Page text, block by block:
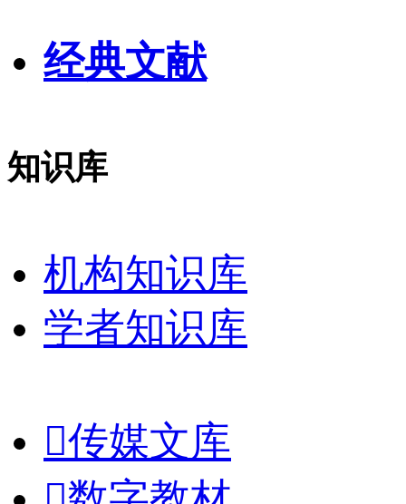
经典文献
知识库
机构知识库
学者知识库
传媒文库